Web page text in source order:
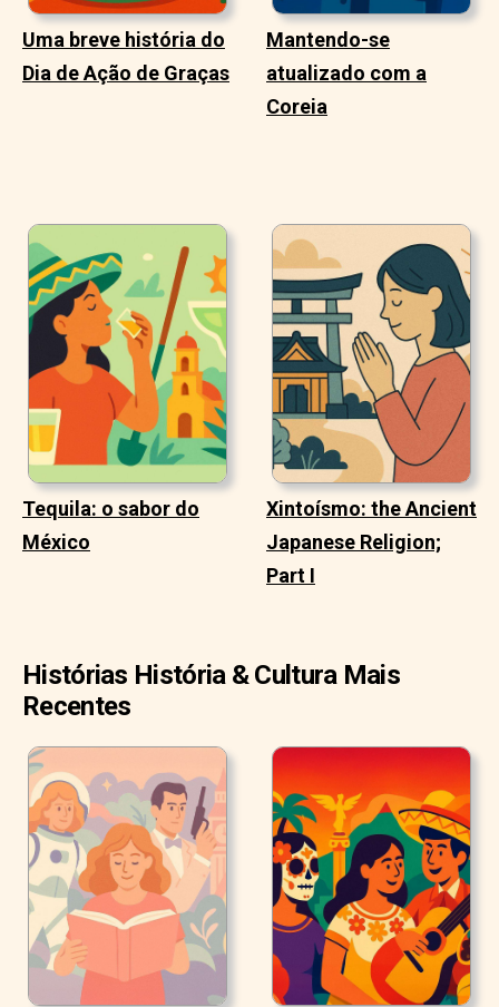
Uma breve história do
Dia de Ação de Graças
Mantendo-se
atualizado com a
Coreia
Tequila: o sabor do
México
Xintoísmo: the Ancient
Japanese Religion;
Part I
Histórias História & Cultura Mais
Recentes